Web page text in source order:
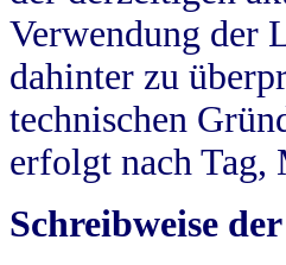
Verwendung der
dahinter zu
technischen
erfolgt nach Tag,
Schreibweise